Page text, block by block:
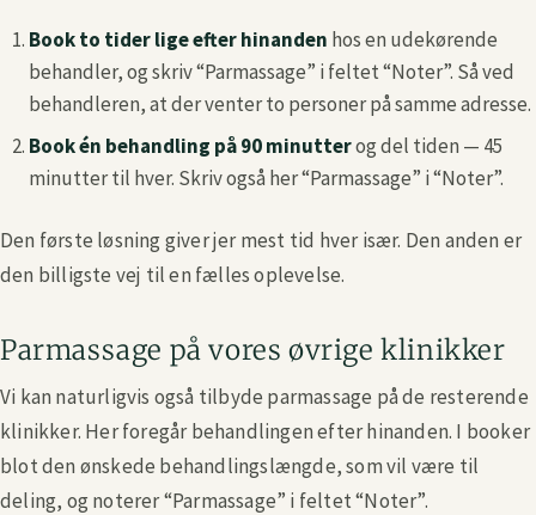
Book to tider lige efter hinanden hos en udekørende
behandler, og skriv “Parmassage” i feltet “Noter”. Så ved
behandleren, at der venter to personer på samme adresse.
Book én behandling på 90 minutterog del tiden — 45
minutter til hver. Skriv også her “Parmassage” i “Noter”.
Den første løsning giver jer mest tid hver især. Den anden er
den billigste vej til en fælles oplevelse.
Parmassage på vores øvrige klinikker
Vi kan naturligvis også tilbyde parmassage på de resterende
klinikker. Her foregår behandlingen efter hinanden. I booker
blot den ønskede behandlingslængde, som vil være til
deling, og noterer “Parmassage” i feltet “Noter”.